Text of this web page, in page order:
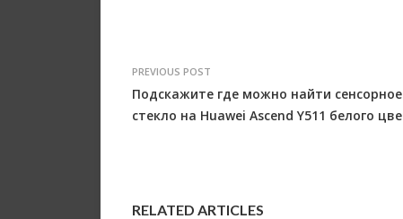
PREVIOUS POST
Подскажите где можно найти сенсорное
стекло на Huawei Ascend Y511 белого
RELATED ARTICLES